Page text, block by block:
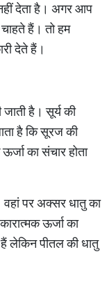
देता है। अगर आप
हैं। तो हम
देते हैं।
है। सूर्य की
है कि सूरज की
का संचार होता
वहां पर अक्सर धातु का
ऊर्जा का
लेकिन पीतल की धातु